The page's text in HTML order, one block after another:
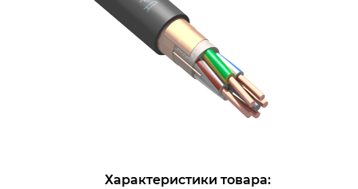
Характеристики товара: